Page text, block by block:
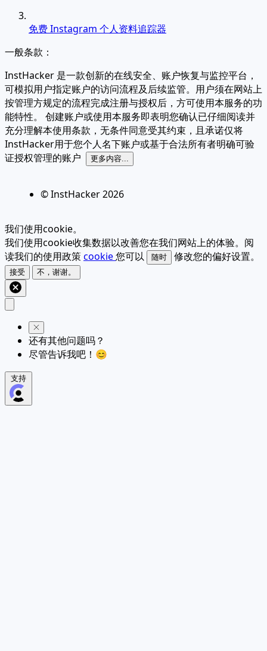
免费 Instagram 个人资料追踪器
一般条款：
InstHacker 是一款创新的在线安全、账户恢复与监控平台，
可模拟用户指定账户的访问流程及后续监管。用户须在网站上
按管理方规定的流程完成注册与授权后，方可使用本服务的功
能特性。 创建账户或使用本服务即表明您确认已仔细阅读并
充分理解本使用条款，无条件同意受其约束，且承诺仅将
InstHacker用于您个人名下账户或基于合法所有者明确可验
证授权管理的账户
更多内容...
© InstHacker2026
我们使用cookie。
我们使用cookie收集数据以改善您在我们网站上的体验。阅
读我们的使用政策cookie您可以 随时 修改您的偏好设置。
接受 不，谢谢。
还有其他问题吗？
尽管告诉我吧！😊
支持